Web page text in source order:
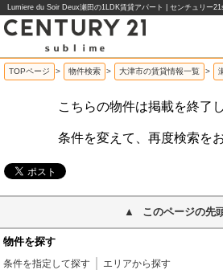
Lumiere du Soir Deux瀬田の1LDK賃貸アパート | センチュリー
TOPページ > 物件検索 > 大津市の賃貸情報一覧 >
こちらの物件は掲載を終了
条件を変えて、再度検索を
このページの先
物件を探す
条件を指定して探す エリアから探す